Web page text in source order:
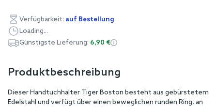
gallery
Verfügbarkeit: auf Bestellung
Loading...
Günstigste Lieferung: 6,90 €
Produktbeschreibung
Dieser Handtuchhalter Tiger Boston besteht aus gebürstetem
Edelstahl und verfügt über einen beweglichen runden Ring, an